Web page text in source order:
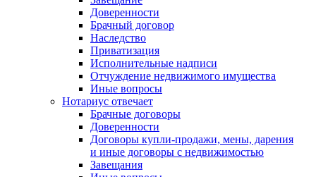
Доверенности
Брачный договор
Наследство
Приватизация
Исполнительные надписи
Отчуждение недвижимого имущества
Иные вопросы
Нотариус отвечает
Брачные договоры
Доверенности
Договоры купли-продажи, мены, дарения
и иные договоры с недвижимостью
Завещания